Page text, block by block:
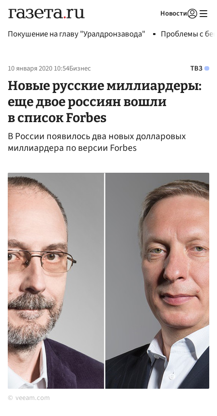
Новости
Покушение на главу "Уралдронзавода" Проблемы с
10 января 2020 10:54Бизнес ТВЗ
Новые русские миллиардеры:
еще двое россиян вошли
в список Forbes
В России появилось два новых долларовых
миллиардера по версии Forbes
veeam.com